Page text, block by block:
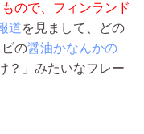
ので、フィンランド
道を見まして、どの
の醤油かなんかの
？」みたいなフレー